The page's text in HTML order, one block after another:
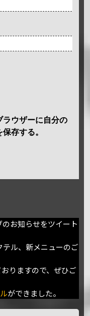
ラウザーに自分の
存する。
お知らせをツイート
ル、新メニューのご
りますので、ぜひご
ができました。